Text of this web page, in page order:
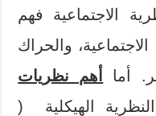
النظرية الاجتماعية فهم
والحراك
أما
أهم نظريات
الهيكلية (